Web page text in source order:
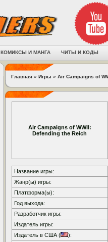
КОМИКСЫ И МАНГА ЧИТЫ И КОДЫ
Главная » Игры » Air Campaigns of
Air Campaigns of WWII:
Defending the Reich
Название игры:
Жанр(ы) игры:
Платформа(ы):
Год выхода:
Разработчик игры:
Издатель игры:
Издатель в США (
):